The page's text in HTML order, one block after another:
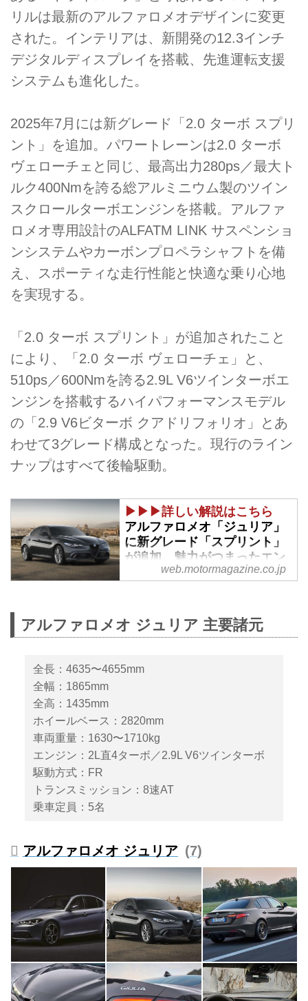
リルは最新のアルファロメオデザインに変更
された。インテリアは、新開発の12.3インチ
デジタルディスプレイを搭載、先進運転支援
システムも進化した。
2025年7月には新グレード「2.0 ターボ スプリ
ント」を追加。パワートレーンは2.0 ターボ
ヴェローチェと同じ、最高出力280ps／最大ト
ルク400Nmを誇る総アルミニウム製のツイン
スクロールターボエンジンを搭載。アルファ
ロメオ専用設計のALFATM LINK サスペンショ
ンシステムやカーボンプロペラシャフトを備
え、スポーティな走行性能と快適な乗り心地
を実現する。
「2.0 ターボ スプリント」が追加されたこと
により、「2.0 ターボ ヴェローチェ」と、
510ps／600Nmを誇る2.9L V6ツインターボエ
ンジンを搭載するハイパフォーマンスモデル
の「2.9 V6ビターボ クアドリフォリオ」とあ
わせて3グレード構成となった。現行のライン
ナップはすべて後輪駆動。
▶▶▶詳しい解説はこちら
アルファロメオ「ジュリア」
に新グレード「スプリント」
が追加、魅力がつまったエン
トリーモデル - Webモーター
のDセグメントFRスポーツセダン
「ジュリア」のラインナップに、
リント（SPRINT ）」が追加され
ーグレードに位置づけられる。
web.motormagazine.co.jp
アルファロメオ ジュリア 主要諸元
全長：4635〜4655mm
全幅：1865mm
全高：1435mm
ホイールベース：2820mm
車両重量：1630〜1710kg
エンジン：2L直4ターボ／2.9L V6ツインターボ
駆動方式：FR
トランスミッション：8速AT
乗車定員：5名
アルファロメオ ジュリア 7